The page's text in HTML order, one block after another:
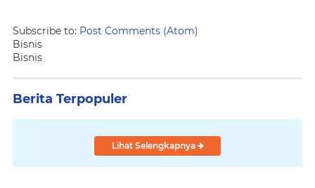
Subscribe to: Post Comments (Atom)
Bisnis
Bisnis
Berita Terpopuler
Lihat Selengkapnya